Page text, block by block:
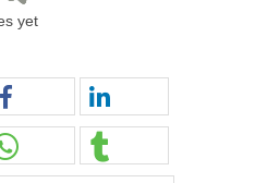
yet